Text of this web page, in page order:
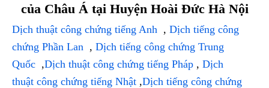
của Châu Á tại Huyện Hoài Đức Hà Nội
Dịch thuật công chứng tiếng Anh , Dịch tiếng công
chứng Phần Lan , Dịch tiếng công chứng Trung
Quốc ,Dịch thuật công chứng tiếng Pháp , Dịch
thuật công chứng tiếng Nhật ,Dịch tiếng công chứng